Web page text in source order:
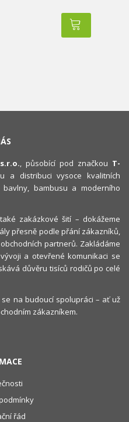
, působící pod značkou T-
a distribuci vysoce kvalitních
bambusu a moderního
zakázkové šití – dokážeme
přesně podle přání zákazníků,
partnerů. Zakládáme
a otevřené komunikaci se
důvěru tisíců rodičů po celé
na budoucí spolupráci – ať už
zákazníkem.
řád